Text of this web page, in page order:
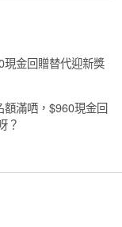
現金回贈替代迎新獎
滿哂，$960現金回
？